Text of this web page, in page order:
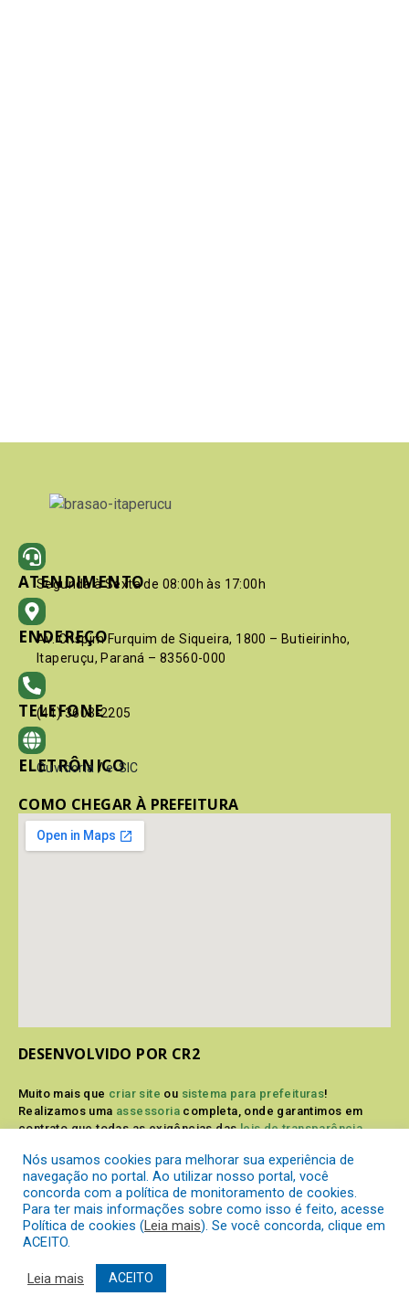
ATENDIMENTO
Segunda à Sexta de 08:00h às 17:00h
ENDEREÇO
Av. Crispim Furquim de Siqueira, 1800 – Butieirinho,
Itaperuçu, Paraná – 83560-000
TELEFONE
(41) 3603-2205
ELETRÔNICO
Ouvidoria / e-SIC
COMO CHEGAR À PREFEITURA
DESENVOLVIDO POR CR2
Muito mais que criar site ou sistema para prefeituras!
Realizamos uma assessoria completa, onde garantimos em
contrato que todas as exigências dasleis de transparência
Conheça oPNTPe oRadar da Transparência Pública
Todos os direitos reservados a
Nós usamos cookies para melhorar sua experiência de
navegação no portal. Ao utilizar nosso portal, você
concorda com a política de monitoramento de cookies.
Para ter mais informações sobre como isso é feito, acesse
Política de cookies (Leia mais). Se você concorda, clique em
ACEITO.
Leia mais ACEITO